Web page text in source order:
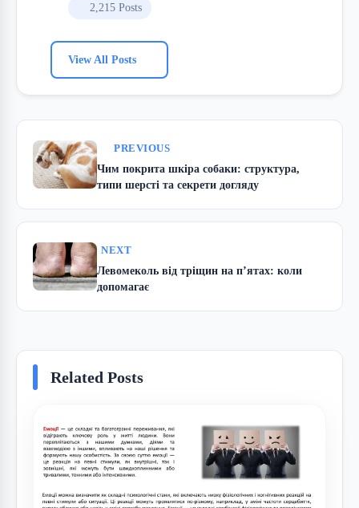
2,215 Posts
View All Posts
PREVIOUS
Чим покрита шкіра собаки: структура,
типи шерсті та секрети догляду
NEXT
Левомеколь від тріщин на п’ятах: коли
допомагає
Related Posts